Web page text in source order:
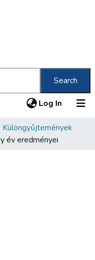
Search
Log In (current)
Különgyűjtemények
év eredményei